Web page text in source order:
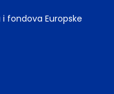
fondova Europske